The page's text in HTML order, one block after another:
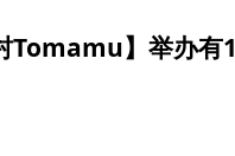
Tomamu】举办